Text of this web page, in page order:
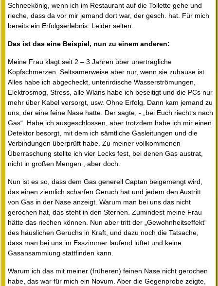
Schneekönig, wenn ich im Restaurant auf die Toilette gehe und
rieche, dass da vor mir jemand dort war, der gesch. hat. Für mich
bereits ein Erfolgserlebnis. Leider selten.
Das ist das eine Beispiel, nun zu einem anderen:
Meine Frau klagt seit 2 – 3 Jahren über unerträgliche
Kopfschmerzen. Seltsamerweise aber nur, wenn sie zuhause ist.
Alles habe ich abgecheckt, unterirdische Wasserströmungen,
Elektrosmog, Stress, alle Wlans habe ich beseitigt und die PCs nur
mehr über Kabel versorgt, usw. Ohne Erfolg. Dann kam jemand zu
uns, der eine feine Nase hatte. Der sagte, - „bei Euch riecht‘s nach
Gas“. Habe ich ausgeschlossen, aber trotzdem habe ich mir einen
Detektor besorgt, mit dem ich sämtliche Gasleitungen und die
Verbindungen überprüft habe. Zu meiner vollkommenen
Überraschung stellte ich vier Lecks fest, bei denen Gas austrat,
nicht in großen Mengen , aber doch.
Nun ist es so, dass dem Gas generell Captan beigemengt wird,
das einen ziemlich scharfen Geruch hat und jedem den Austritt
von Gas in der Nase anzeigt. Warum man bei uns das nicht
gerochen hat, das steht in den Sternen. Zumindest meine Frau
hätte das riechen können. Nun aber tritt der „Gewohnheitseffekt“
des häuslichen Geruchs in Kraft, und dazu noch die Tatsache,
dass man bei uns im Esszimmer laufend lüftet und keine
Gasansammlung stattfinden kann.
Warum ich das mit meiner (früheren) feinen Nase nicht gerochen
habe, das war für mich ein Novum. Aber die Gegenprobe zeigte,